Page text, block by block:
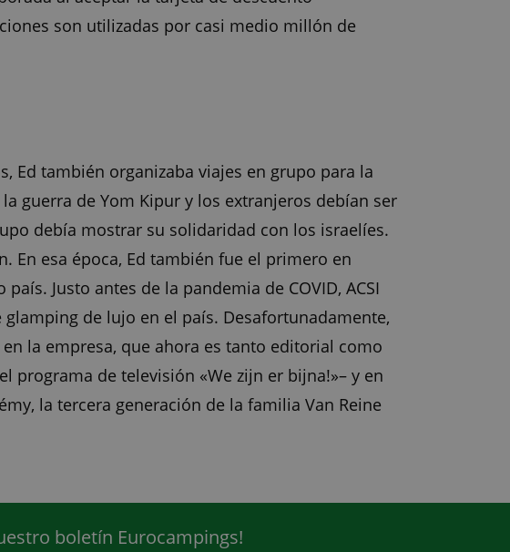
son utilizadas por casi medio millón de
Ed también organizaba viajes en grupo para la
guerra de Yom Kipur y los extranjeros debían ser
debía mostrar su solidaridad con los israelíes.
En esa época, Ed también fue el primero en
Justo antes de la pandemia de COVID, ACSI
de lujo en el país. Desafortunadamente,
la empresa, que ahora es tanto editorial como
programa de televisión «We zijn er bijna!»– y en
la tercera generación de la familia Van Reine
boletín Eurocampings!